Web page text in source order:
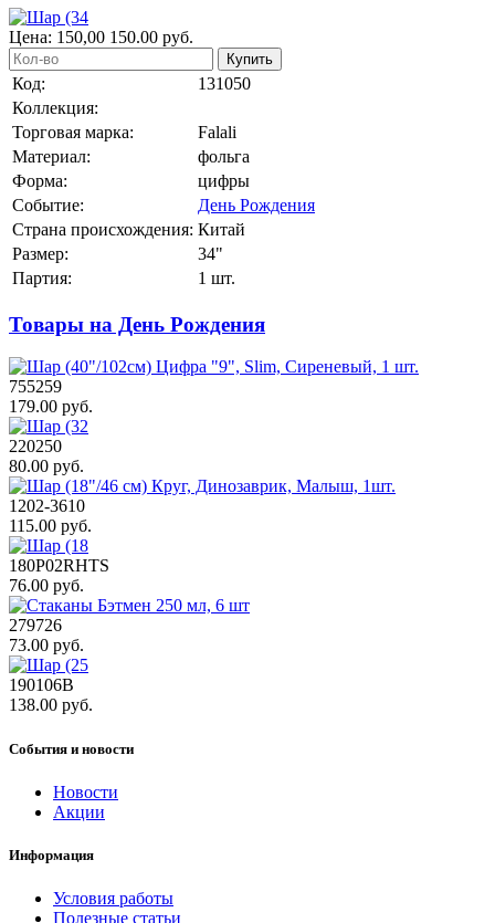
Цена: 150,00 150.00 руб.
Купить
Код:
131050
Коллекция:
Торговая марка:
Falali
Материал:
фольга
Форма:
цифры
Событие:
День Рождения
Страна происхождения: Китай
Размер:
34"
Партия:
1 шт.
Товары на День Рождения
755259
179.00 руб.
220250
80.00 руб.
1202-3610
115.00 руб.
180P02RHTS
76.00 руб.
279726
73.00 руб.
190106В
138.00 руб.
События и новости
Новости
Акции
Информация
Условия работы
Полезные статьи